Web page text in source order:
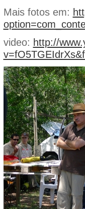
Mais fotos em:
video: http://